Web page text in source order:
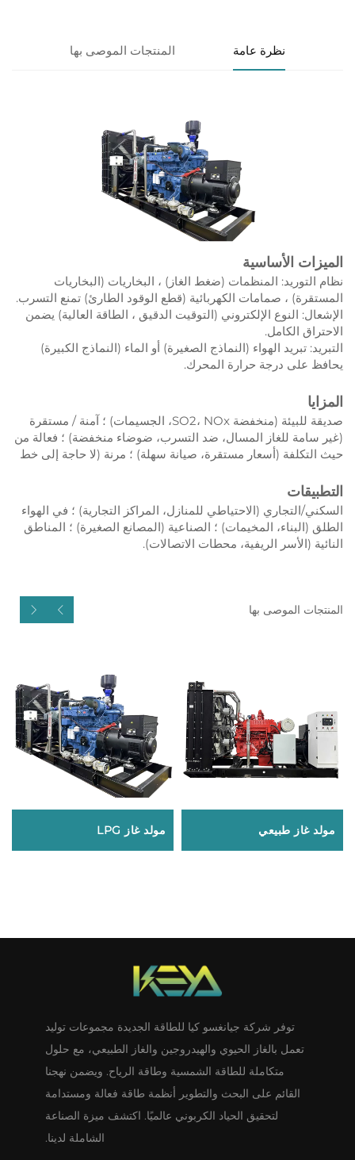
نظرة عامة المنتجات الموصى بها
الميزات الأساسية
نظام التوريد: المنظمات (ضغط الغاز) ، البخاريات (البخاريات
المستقرة) ، صمامات الكهربائية (قطع الوقود الطارئ) تمنع التسرب.
الإشعال: النوع الإلكتروني (التوقيت الدقيق ، الطاقة العالية) يضمن
الاحتراق الكامل.
التبريد: تبريد الهواء (النماذج الصغيرة) أو الماء (النماذج الكبيرة)
يحافظ على درجة حرارة المحرك.
المزايا
صديقة للبيئة (منخفضة SO2، NOx، الجسيمات) ؛ آمنة / مستقرة
(غير سامة للغاز المسال، ضد التسرب، ضوضاء منخفضة) ؛ فعالة من
حيث التكلفة (أسعار مستقرة، صيانة سهلة) ؛ مرنة (لا حاجة إلى خط
التطبيقات
السكني/التجاري (الاحتياطي للمنازل، المراكز التجارية) ؛ في الهواء
الطلق (البناء، المخيمات) ؛ الصناعية (المصانع الصغيرة) ؛ المناطق
النائية (الأسر الريفية، محطات الاتصالات).
المنتجات الموصى بها
مولد غاز طبيعي مولد غاز LPG
توفر شركة جيانغسو كيا للطاقة الجديدة مجموعات توليد
تعمل بالغاز الحيوي والهيدروجين والغاز الطبيعي، مع حلول
متكاملة للطاقة الشمسية وطاقة الرياح. ويضمن نهجنا
القائم على البحث والتطوير أنظمة طاقة فعالة ومستدامة
لتحقيق الحياد الكربوني عالميًا. اكتشف ميزة الصناعة
الشاملة لدينا.